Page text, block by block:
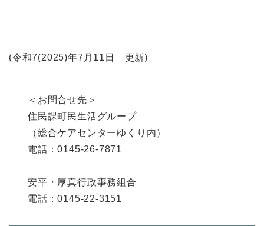
(令和7(2025)年7月11日 更新)
＜お問合せ先＞
住民課町民生活グループ
（総合ケアセンターゆくり内）
電話：0145-26-7871
安平・厚真行政事務組合
電話：0145-22-3151